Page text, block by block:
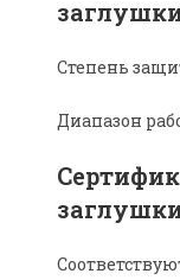
Степень
Диапазон